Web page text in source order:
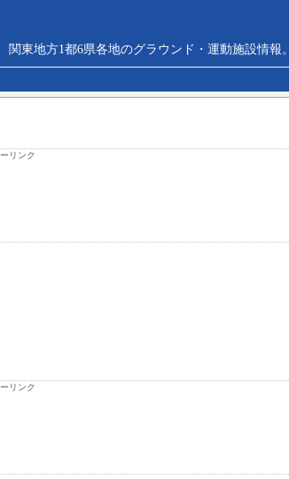
東地方1都6県各地のグラウンド・運動施設情報。
リンク
リンク